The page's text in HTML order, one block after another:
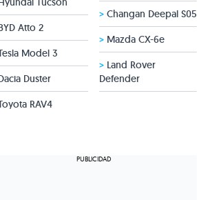
Atto 2
Model 3
Duster
RAV4
> Changan Deepal S05
> Mazda CX-6e
> Land Rover
Defender